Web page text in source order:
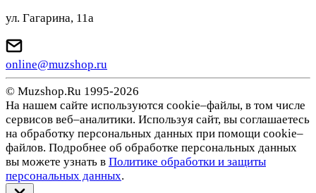
ул. Гагарина, 11а
online@muzshop.ru
© Muzshop.Ru 1995-2026
На нашем сайте используются cookie–файлы, в том числе
сервисов веб–аналитики. Используя сайт, вы соглашаетесь
на обработку персональных данных при помощи cookie–
файлов. Подробнее об обработке персональных данных
вы можете узнать в Политике обработки и защиты
персональных данных.